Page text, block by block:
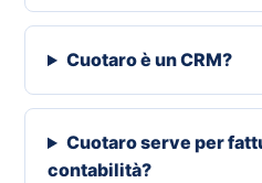
Cuotaro è un CRM?
Cuotaro serve per
contabilità?